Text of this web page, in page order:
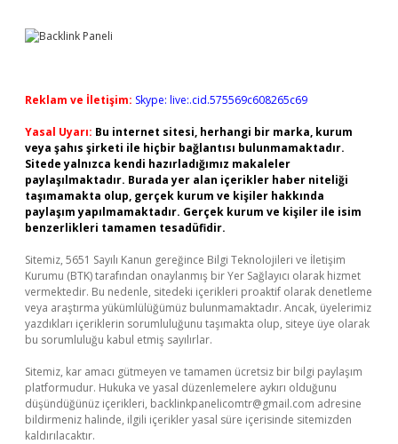
Reklam ve İletişim: Skype: live:.cid.575569c608265c69
Yasal Uyarı: Bu internet sitesi, herhangi bir marka, kurum
veya şahıs şirketi ile hiçbir bağlantısı bulunmamaktadır.
Sitede yalnızca kendi hazırladığımız makaleler
paylaşılmaktadır. Burada yer alan içerikler haber niteliği
taşımamakta olup, gerçek kurum ve kişiler hakkında
paylaşım yapılmamaktadır. Gerçek kurum ve kişiler ile isim
benzerlikleri tamamen tesadüfidir.
Sitemiz, 5651 Sayılı Kanun gereğince Bilgi Teknolojileri ve İletişim
Kurumu (BTK) tarafından onaylanmış bir Yer Sağlayıcı olarak hizmet
vermektedir. Bu nedenle, sitedeki içerikleri proaktif olarak denetleme
veya araştırma yükümlülüğümüz bulunmamaktadır. Ancak, üyelerimiz
yazdıkları içeriklerin sorumluluğunu taşımakta olup, siteye üye olarak
bu sorumluluğu kabul etmiş sayılırlar.
Sitemiz, kar amacı gütmeyen ve tamamen ücretsiz bir bilgi paylaşım
platformudur. Hukuka ve yasal düzenlemelere aykırı olduğunu
düşündüğünüz içerikleri, backlinkpanelicomtr@gmail.com adresine
bildirmeniz halinde, ilgili içerikler yasal süre içerisinde sitemizden
kaldırılacaktır.